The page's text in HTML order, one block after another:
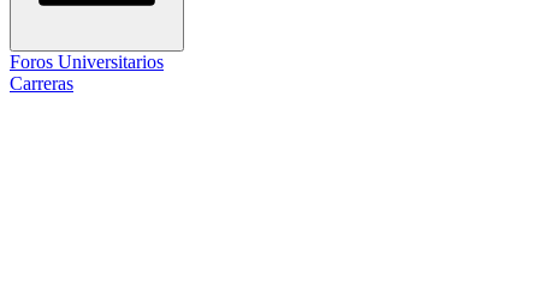
Foros Universitarios
Carreras